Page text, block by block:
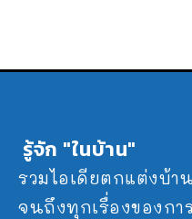
รู้จัก "ในบ้าน"
รวมไอเดียตกแต่งบ้า
จนถึงทุกเรื่องของก